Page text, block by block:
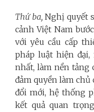
Thứ ba,Nghị quyết
cảnh Việt Nam
với yêu cầu cấp
pháp luật hiện
nhất, làm nền tảng
đảm quyền làm chủ
đổi mới, hệ thống
kết quả quan